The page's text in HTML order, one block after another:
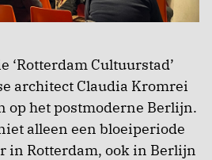
‘Rotterdam Cultuurstad’
architect Claudia Kromrei
op het postmoderne Berlijn.
alleen een bloeiperiode
in Rotterdam, ook in Berlijn